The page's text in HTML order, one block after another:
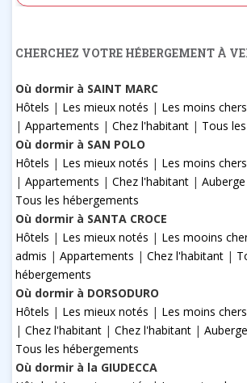
CHERCHEZ VOTRE HÉBERGEMENT À
Où dormir à SAINT MARC
Hôtels | Les mieux notés | Les moins chers
| Appartements | Chez l'habitant | Tous
Où dormir à SAN POLO
Hôtels | Les mieux notés | Les moins chers
| Appartements | Chez l'habitant |
Tous les hébergements
Où dormir à SANTA CROCE
Hôtels | Les mieux notés | Les mooins
admis | Appartements | Chez l'habitant |
hébergements
Où dormir à DORSODURO
Hôtels | Les mieux notés | Les moins chers
| Chez l'habitant | Chez l'habitant |
Tous les hébergements
Où dormir à la GIUDECCA